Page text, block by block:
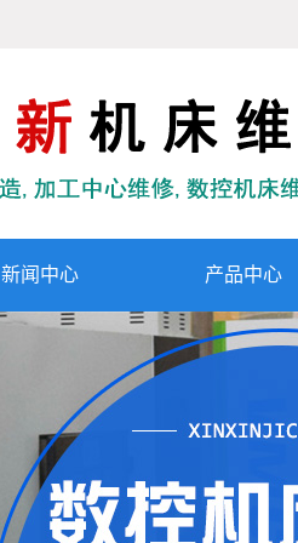
新闻中心 产品中心